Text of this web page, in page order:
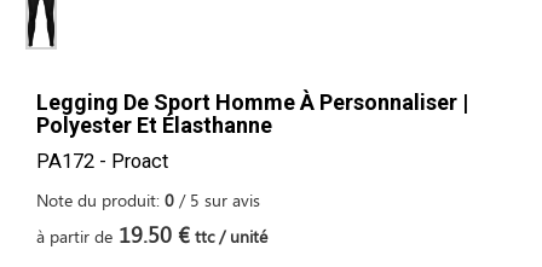
Legging De Sport Homme À Personnaliser |
Polyester Et Élasthanne
PA172 - Proact
Note du produit: 0 / 5 sur avis
à partir de 19.50 € ttc / unité